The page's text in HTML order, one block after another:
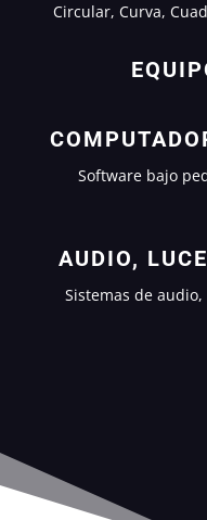
Circular, Curva,
Software bajo
AUDIO,
Sistemas de